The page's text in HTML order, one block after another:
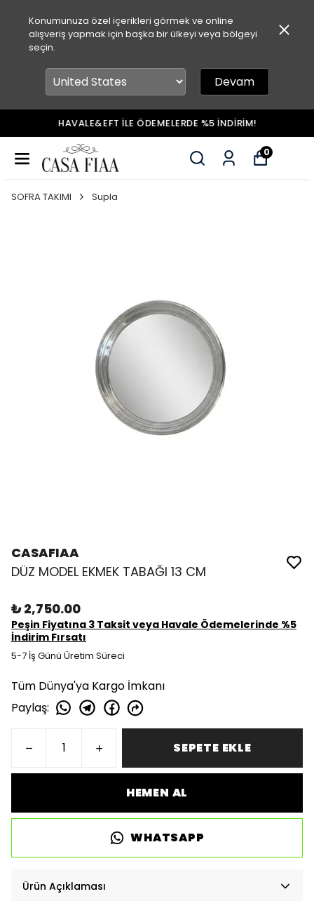
Konumunuza özel içerikleri görmek ve online
alışveriş yapmak için başka bir ülkeyi veya bölgeyi
seçin.
Devam
HAVALE&EFT İLE ÖDEMELERDE %5 İNDİRİM!
0
SOFRA TAKIMI Supla
CASAFIAA
DÜZ MODEL EKMEK TABAĞI 13 CM
₺ 2,750.00
Peşin Fiyatına 3 Taksit veya Havale Ödemelerinde %5
İndirim Fırsatı
5-7 İş Günü Üretim Süreci
Tüm Dünya'ya Kargo İmkanı
Paylaş:
SEPETE EKLE
HEMEN AL
WHATSAPP
Ürün Açıklaması